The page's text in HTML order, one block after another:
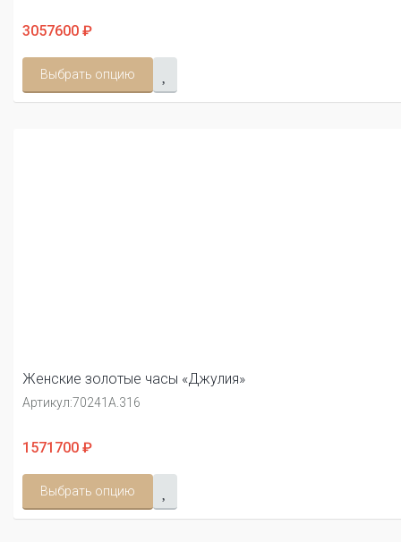
3057600 ₽
Выбрать опцию
Женские золотые часы «Джулия»
Артикул:70241А.316
1571700 ₽
Выбрать опцию